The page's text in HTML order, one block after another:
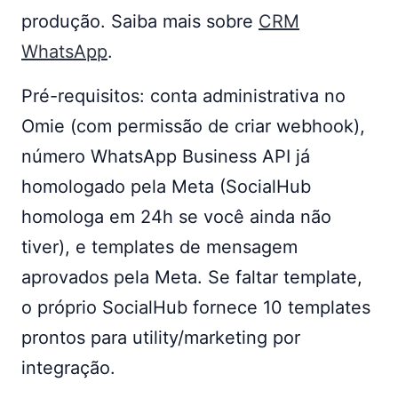
produção. Saiba mais sobre CRM
WhatsApp.
Pré-requisitos: conta administrativa no
Omie (com permissão de criar webhook),
número WhatsApp Business API já
homologado pela Meta (SocialHub
homologa em 24h se você ainda não
tiver), e templates de mensagem
aprovados pela Meta. Se faltar template,
o próprio SocialHub fornece 10 templates
prontos para utility/marketing por
integração.